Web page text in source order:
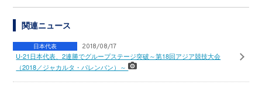
関連ニュース
日本代表 2018/08/17
U-21日本代表、2連勝でグループステージ突破～第18回アジア競技大会
（2018／ジャカルタ・パレンバン）～